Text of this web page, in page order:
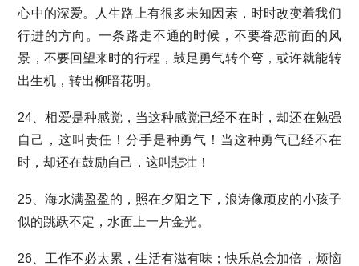
心中的深爱。人生路上有很多未知因素，时时改变着我们
行进的方向。一条路走不通的时候，不要眷恋前面的风
景，不要回望来时的行程，鼓足勇气转个弯，或许就能转
出生机，转出柳暗花明。
24、相爱是种感觉，当这种感觉已经不在时，却还在勉强
自己，这叫责任！分手是种勇气！当这种勇气已经不在
时，却还在鼓励自己，这叫悲壮！
25、海水满盈盈的，照在夕阳之下，浪涛像顽皮的小孩子
似的跳跃不定，水面上一片金光。
26、工作不必太累，生活有滋有味；快乐总会加倍，烦恼